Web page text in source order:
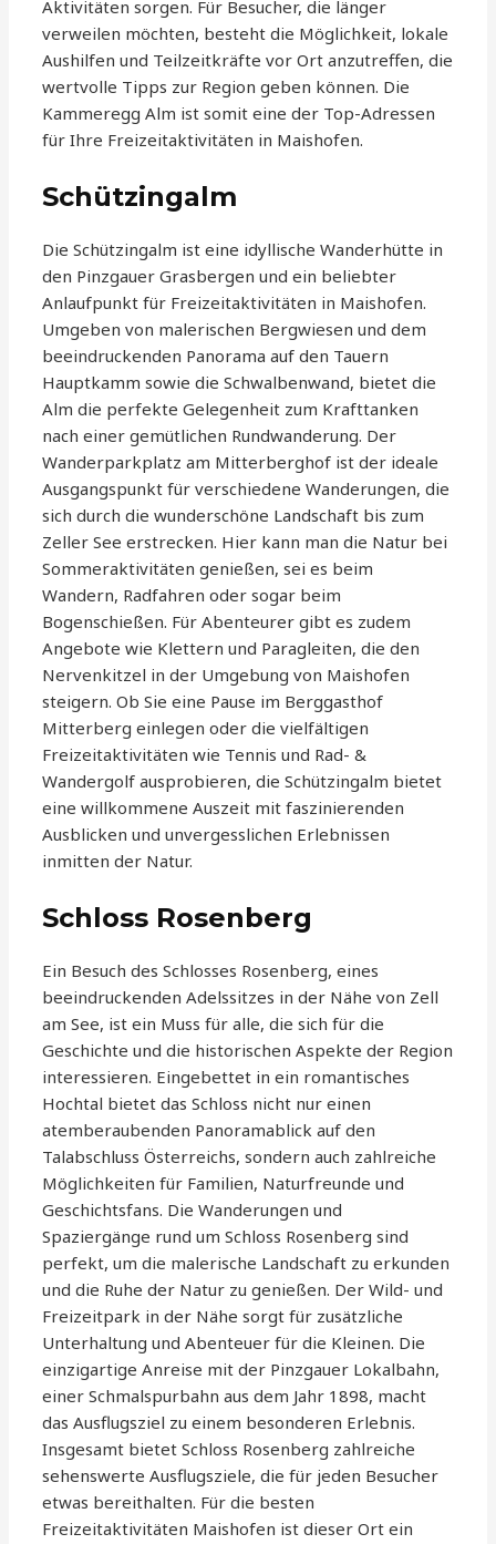
Aktivitäten sorgen. Für Besucher, die länger
verweilen möchten, besteht die Möglichkeit, lokale
Aushilfen und Teilzeitkräfte vor Ort anzutreffen, die
wertvolle Tipps zur Region geben können. Die
Kammeregg Alm ist somit eine der Top-Adressen
für Ihre Freizeitaktivitäten in Maishofen.
Schützingalm
Die Schützingalm ist eine idyllische Wanderhütte in
den Pinzgauer Grasbergen und ein beliebter
Anlaufpunkt für Freizeitaktivitäten in Maishofen.
Umgeben von malerischen Bergwiesen und dem
beeindruckenden Panorama auf den Tauern
Hauptkamm sowie die Schwalbenwand, bietet die
Alm die perfekte Gelegenheit zum Krafttanken
nach einer gemütlichen Rundwanderung. Der
Wanderparkplatz am Mitterberghof ist der ideale
Ausgangspunkt für verschiedene Wanderungen, die
sich durch die wunderschöne Landschaft bis zum
Zeller See erstrecken. Hier kann man die Natur bei
Sommeraktivitäten genießen, sei es beim
Wandern, Radfahren oder sogar beim
Bogenschießen. Für Abenteurer gibt es zudem
Angebote wie Klettern und Paragleiten, die den
Nervenkitzel in der Umgebung von Maishofen
steigern. Ob Sie eine Pause im Berggasthof
Mitterberg einlegen oder die vielfältigen
Freizeitaktivitäten wie Tennis und Rad- &
Wandergolf ausprobieren, die Schützingalm bietet
eine willkommene Auszeit mit faszinierenden
Ausblicken und unvergesslichen Erlebnissen
inmitten der Natur.
Schloss Rosenberg
Ein Besuch des Schlosses Rosenberg, eines
beeindruckenden Adelssitzes in der Nähe von Zell
am See, ist ein Muss für alle, die sich für die
Geschichte und die historischen Aspekte der Region
interessieren. Eingebettet in ein romantisches
Hochtal bietet das Schloss nicht nur einen
atemberaubenden Panoramablick auf den
Talabschluss Österreichs, sondern auch zahlreiche
Möglichkeiten für Familien, Naturfreunde und
Geschichtsfans. Die Wanderungen und
Spaziergänge rund um Schloss Rosenberg sind
perfekt, um die malerische Landschaft zu erkunden
und die Ruhe der Natur zu genießen. Der Wild- und
Freizeitpark in der Nähe sorgt für zusätzliche
Unterhaltung und Abenteuer für die Kleinen. Die
einzigartige Anreise mit der Pinzgauer Lokalbahn,
einer Schmalspurbahn aus dem Jahr 1898, macht
das Ausflugsziel zu einem besonderen Erlebnis.
Insgesamt bietet Schloss Rosenberg zahlreiche
sehenswerte Ausflugsziele, die für jeden Besucher
etwas bereithalten. Für die besten
Freizeitaktivitäten Maishofen ist dieser Ort ein